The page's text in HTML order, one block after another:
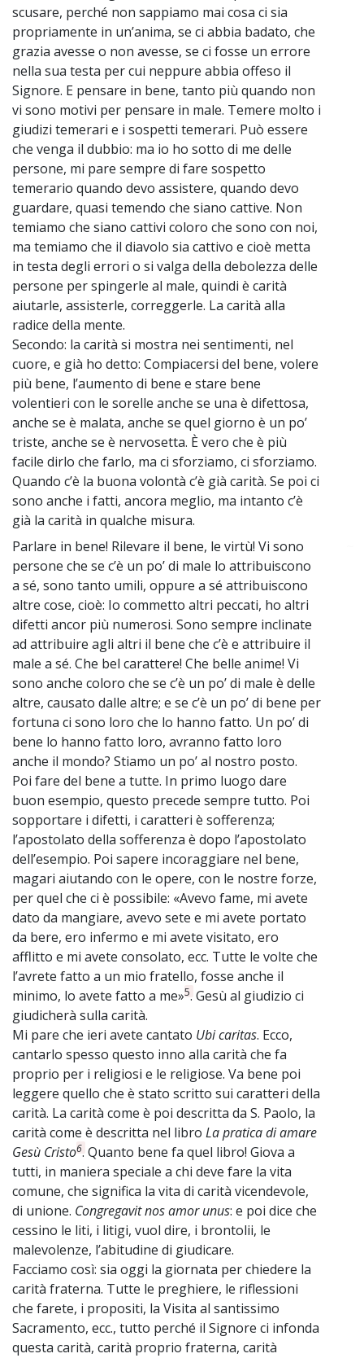
scusare, perché non sappiamo mai cosa ci sia
propriamente in un’anima, se ci abbia badato, che
grazia avesse o non avesse, se ci fosse un errore
nella sua testa per cui neppure abbia offeso il
Signore. E pensare in bene, tanto più quando non
vi sono motivi per pensare in male. Temere molto i
giudizi temerari e i sospetti temerari. Può essere
che venga il dubbio: ma io ho sotto di me delle
persone, mi pare sempre di fare sospetto
temerario quando devo assistere, quando devo
guardare, quasi temendo che siano cattive. Non
temiamo che siano cattivi coloro che sono con noi,
ma temiamo che il diavolo sia cattivo e cioè metta
in testa degli errori o si valga della debolezza delle
persone per spingerle al male, quindi è carità
aiutarle, assisterle, correggerle. La carità alla
radice della mente.
Secondo: la carità si mostra nei sentimenti, nel
cuore, e già ho detto: Compiacersi del bene, volere
più bene, l’aumento di bene e stare bene
volentieri con le sorelle anche se una è difettosa,
anche se è malata, anche se quel giorno è un po’
triste, anche se è nervosetta. È vero che è più
facile dirlo che farlo, ma ci sforziamo, ci sforziamo.
Quando c’è la buona volontà c’è già carità. Se poi ci
sono anche i fatti, ancora meglio, ma intanto c’è
già la carità in qualche misura.
Parlare in bene! Rilevare il bene, le virtù! Vi sono
persone che se c’è un po’ di male lo attribuiscono
a sé, sono tanto umili, oppure a sé attribuiscono
altre cose, cioè: Io commetto altri peccati, ho altri
difetti ancor più numerosi. Sono sempre inclinate
ad attribuire agli altri il bene che c’è e attribuire il
male a sé. Che bel carattere! Che belle anime! Vi
sono anche coloro che se c’è un po’ di male è delle
altre, causato dalle altre; e se c’è un po’ di bene per
fortuna ci sono loro che lo hanno fatto. Un po’ di
bene lo hanno fatto loro, avranno fatto loro
anche il mondo? Stiamo un po’ al nostro posto.
Poi fare del bene a tutte. In primo luogo dare
buon esempio, questo precede sempre tutto. Poi
sopportare i difetti, i caratteri è sofferenza;
l’apostolato della sofferenza è dopo l’apostolato
dell’esempio. Poi sapere incoraggiare nel bene,
magari aiutando con le opere, con le nostre forze,
per quel che ci è possibile: «Avevo fame, mi avete
dato da mangiare, avevo sete e mi avete portato
da bere, ero infermo e mi avete visitato, ero
afflitto e mi avete consolato, ecc. Tutte le volte che
l’avrete fatto a un mio fratello, fosse anche il
minimo, lo avete fatto a me»5. Gesù al giudizio ci
giudicherà sulla carità.
Mi pare che ieri avete cantato Ubi caritas. Ecco,
cantarlo spesso questo inno alla carità che fa
proprio per i religiosi e le religiose. Va bene poi
leggere quello che è stato scritto sui caratteri della
carità. La carità come è poi descritta da S. Paolo, la
carità come è descritta nel libro La pratica di amare
Gesù Cristo6. Quanto bene fa quel libro! Giova a
tutti, in maniera speciale a chi deve fare la vita
comune, che significa la vita di carità vicendevole,
di unione. Congregavit nos amor unus: e poi dice che
cessino le liti, i litigi, vuol dire, i brontolii, le
malevolenze, l’abitudine di giudicare.
Facciamo così: sia oggi la giornata per chiedere la
carità fraterna. Tutte le preghiere, le riflessioni
che farete, i propositi, la Visita al santissimo
Sacramento, ecc., tutto perché il Signore ci infonda
questa carità, carità proprio fraterna, carità